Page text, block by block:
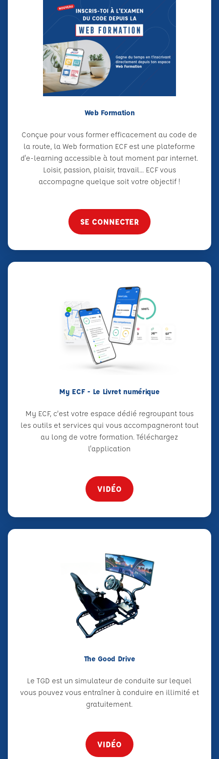
Web Formation
Conçue pour vous former efficacement au code de
la route, la Web formation ECF est une plateforme
d'e-learning accessible à tout moment par internet.
Loisir, passion, plaisir, travail... ECF vous
accompagne quelque soit votre objectif !
SE CONNECTER
My ECF - Le Livret numérique
My ECF, c’est votre espace dédié regroupant tous
les outils et services qui vous accompagneront tout
au long de votre formation. Téléchargez
l'application
VIDÉO
The Good Drive
Le TGD est un simulateur de conduite sur lequel
vous pouvez vous entraîner à conduire en illimité et
gratuitement.
VIDÉO